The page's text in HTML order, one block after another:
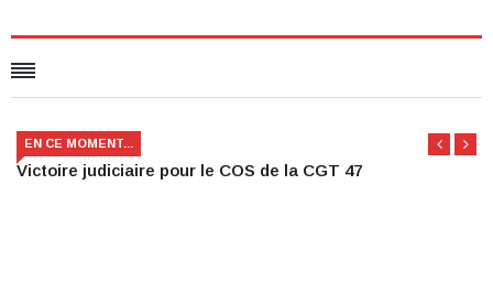
EN CE MOMENT...
Victoire judiciaire pour le COS de la CGT 47